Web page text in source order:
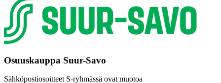
Osuuskauppa Suur-Savo
Sähköpostiosoitteet S-ryhmässä ovat muotoa